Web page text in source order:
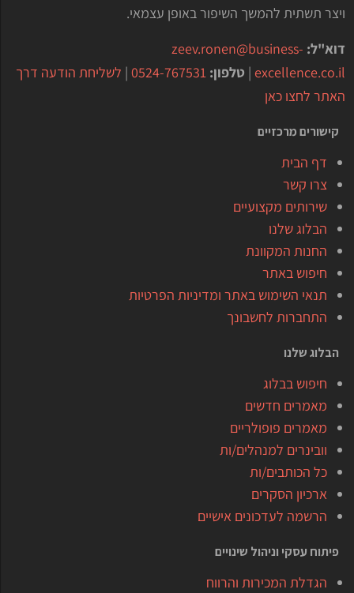
ויצר תשתית להמשך השיפור באופן עצמאי.
דוא"ל: zeev.ronen@business-
excellence.co.il
| טלפון: 0524-767531
| לשליחת הודעה דרך
האתר לחצו כאן
קישורים מרכזיים
דף הבית
צרו קשר
שירותים מקצועיים
הבלוג שלנו
החנות המקוונת
חיפוש באתר
תנאי השימוש באתר ומדיניות הפרטיות
התחברות לחשבונך
הבלוג שלנו
חיפוש בבלוג
מאמרים חדשים
מאמרים פופולריים
וובינרים למנהלים/ות
כל הכותבים/ות
ארכיון הסקרים
הרשמה לעדכונים אישיים
פיתוח עסקי וניהול שינויים
הגדלת המכירות והרווח